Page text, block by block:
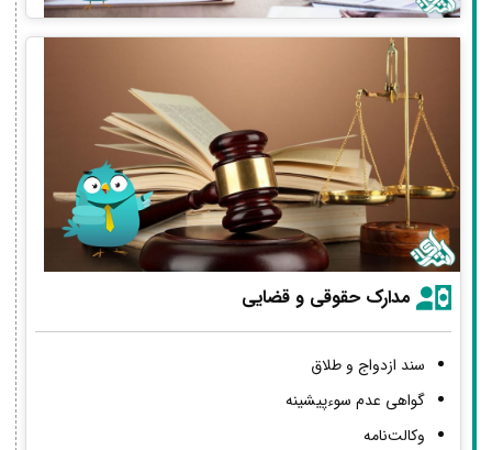
مدارک حقوقی و قضایی
سند ازدواج و طلاق
گواهی عدم سوءپیشینه
وکالت‌نامه